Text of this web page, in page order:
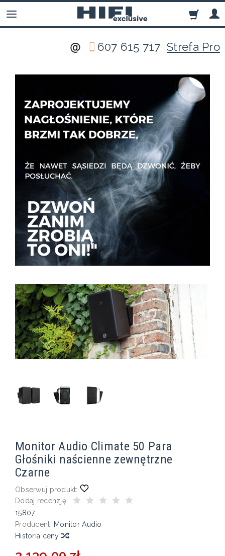
607 615 717Strefa Pro
Monitor Audio Climate 50 Para
Głośniki naścienne zewnętrzne
Czarne
Obserwuj produkt:
Dodaj recenzję:
15807
Producent: Monitor Audio
Historia ceny